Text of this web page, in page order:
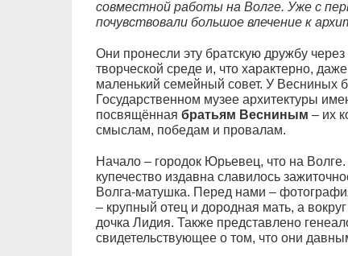
совместной работы на Волге. Уже с
почувствовали большое влечение к
Они пронесли эту братскую дружбу
творческой среде и, что характерно,
маленький семейный совет. У
Государственном музее архитектуры
посвящённая братьям Весниным – их
смыслам, победам и провалам.
Начало – городок Юрьевец, что на
купечество издавна славилось
Волга-матушка. Перед нами –
– крупный отец и дородная мать, а
дочка Лидия. Также представлено
свидетельствующее о том, что они